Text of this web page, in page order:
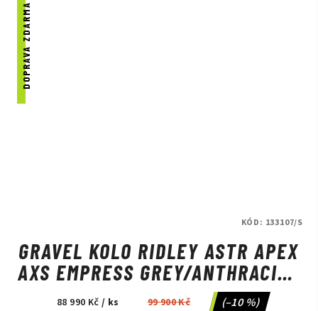
DOPRAVA ZDARMA
GRAVEL KOLO RIDLEY ASTR APEX
AXS EMPRESS GREY/ANTHRACITE
METALLIC
88 990 Kč / ks 99 900 Kč (–10 %)
KÓD: 133107/S